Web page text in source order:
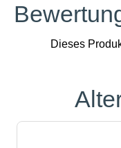
Produktgalerie